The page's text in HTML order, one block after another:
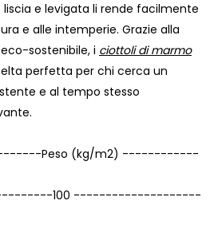
liscia e levigata li rende facilmente
e alle intemperie. Grazie alla
sostenibile, i ciottoli di marmo
perfetta per chi cerca un
e al tempo stesso
Peso (kg/m2) ------------
100 --------------------